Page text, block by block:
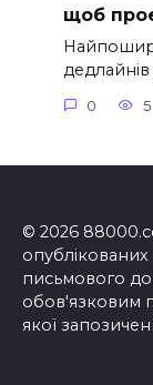
щоб
0 5
© 2026
опублікованих
письмового
обов'язковим
якої